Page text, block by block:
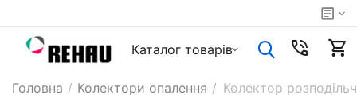
Каталог товарiв
Головна / Колектори опалення / Колектор